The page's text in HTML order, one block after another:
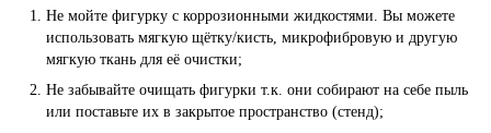
Не мойте фигурку с коррозионными жидкостями. Вы можете
использовать мягкую щётку/кисть, микрофибровую и другую
мягкую ткань для её очистки;
Не забывайте очищать фигурки т.к. они собирают на себе пыль
или поставьте их в закрытое пространство (стенд);